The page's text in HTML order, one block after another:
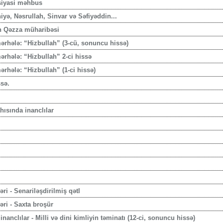
məhbus
Nəsrullah, Sinvar və Səfiyəddin...
Qəzza müharibəsi
“Hizbullah” (3-cü, sonuncu hissə)
“Hizbullah” 2-ci hissə
“Hizbullah” (1-ci hissə)
inanclılar
- Senariləşdirilmiş qətl
- Saxta broşür
- Milli və dini kimliyin təminatı (12-ci, sonuncu hissə)